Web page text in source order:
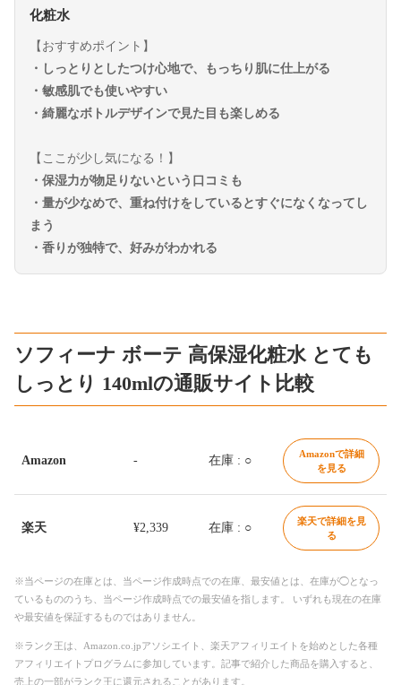
化粧水
【おすすめポイント】
・しっとりとしたつけ心地で、もっちり肌に仕上がる
・敏感肌でも使いやすい
・綺麗なボトルデザインで見た目も楽しめる
【ここが少し気になる！】
・保湿力が物足りないという口コミも
・量が少なめで、重ね付けをしているとすぐになくなってし
まう
・香りが独特で、好みがわかれる
ソフィーナ ボーテ 高保湿化粧水 とても
しっとり 140mlの通販サイト比較
Amazon - 在庫 : ○
Amazonで詳細
を見る
楽天 ¥2,339 在庫 : ○
楽天で詳細を見
る
※当ページの在庫とは、当ページ作成時点での在庫、最安値とは、在庫が◯となっ
ているもののうち、当ページ作成時点での最安値を指します。 いずれも現在の在庫
や最安値を保証するものではありません。
※ランク王は、Amazon.co.jpアソシエイト、楽天アフィリエイトを始めとした各種
アフィリエイトプログラムに参加しています。記事で紹介した商品を購入すると、
売上の一部がランク王に還元されることがあります。